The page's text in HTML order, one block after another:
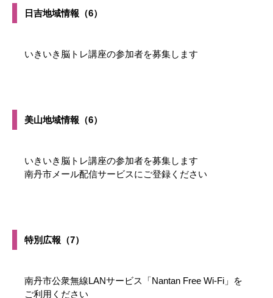
日吉地域情報（6）
いきいき脳トレ講座の参加者を募集します
美山地域情報（6）
いきいき脳トレ講座の参加者を募集します
南丹市メール配信サービスにご登録ください
特別広報（7）
南丹市公衆無線LANサービス「Nantan Free Wi-Fi」を
ご利用ください